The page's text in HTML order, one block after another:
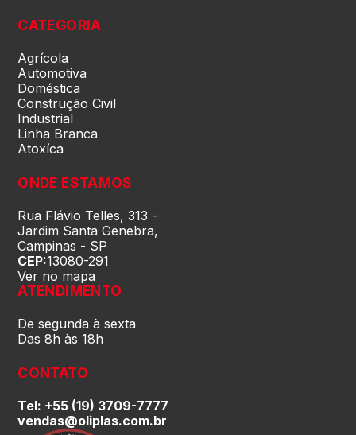
Rio Grande do Sul (RS)
Roraima (RR)
Tocantins (TO)
CATEGORIA
Agrícola
Automotiva
Doméstica
Construção Civil
Industrial
Linha Branca
Atoxíca
ONDE ESTAMOS
Rua Flávio Telles, 313 -
Jardim Santa Genebra,
Campinas - SP
CEP:13080-291
Ver no mapa
ATENDIMENTO
De segunda à sexta
Das 8h às 18h
CONTATO
Tel: +55 (19) 3709-7777
vendas@oliplas.com.br